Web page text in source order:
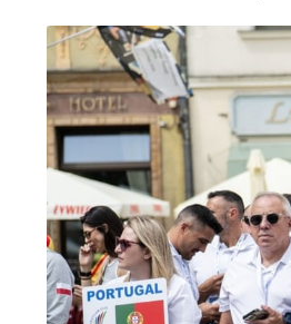
Kliknij, aby zobaczyć galerię